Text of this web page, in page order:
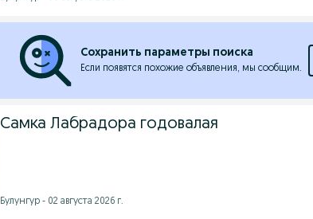
Сохранить параметры поиска
Если появятся похожие объявления, мы сообщим.
Самка Лабрадора годовалая
Булунгур - 02 августа 2026 г.